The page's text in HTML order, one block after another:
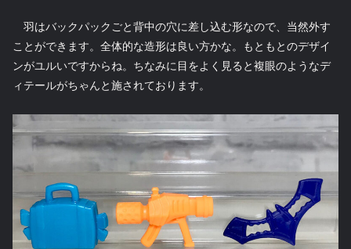
羽はバックパックごと背中の穴に差し込む形なので、当然外す
ことができます。全体的な造形は良い方かな。もともとのデザイ
ンがユルいですからね。ちなみに目をよく見ると複眼のようなデ
ィテールがちゃんと施されております。